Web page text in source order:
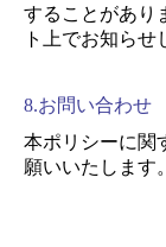
することがあり
ト上でお知らせ
8.お問い合わせ
本ポリシーに関
願いいたします。